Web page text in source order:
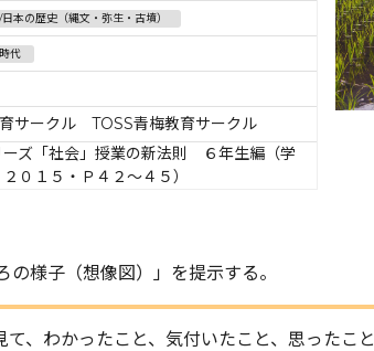
本の歴史（縄文・弥生・古墳）
代
サークル TOSS青梅教育サークル
ーズ「社会」授業の新法則 ６年生編（学
０１５・Ｐ４２～４５）
様子（想像図）」を提示する。
て、わかったこと、気付いたこと、思ったこ